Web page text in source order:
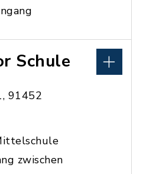
Schule
91452
zwischen